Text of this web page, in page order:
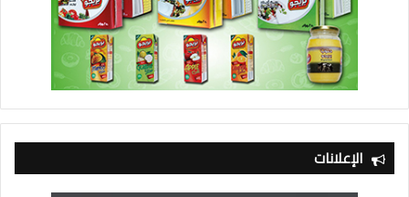
الإعلانات